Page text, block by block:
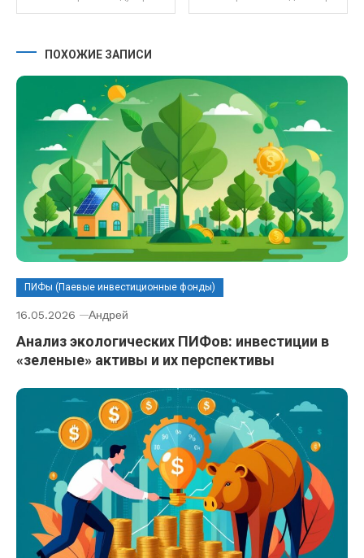
ПОХОЖИЕ ЗАПИСИ
ПИФы (Паевые инвестиционные фонды)
16.05.2026 Андрей
Анализ экологических ПИФов: инвестиции в
«зеленые» активы и их перспективы